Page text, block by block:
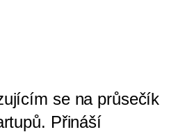
se na průsečík
Přináší